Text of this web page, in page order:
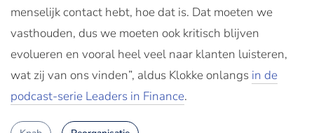
menselijk contact hebt, hoe dat is. Dat moeten we
vasthouden, dus we moeten ook kritisch blijven
evolueren en vooral heel veel naar klanten luisteren,
wat zij van ons vinden”, aldus Klokke onlangs in de
podcast-serie Leaders in Finance.